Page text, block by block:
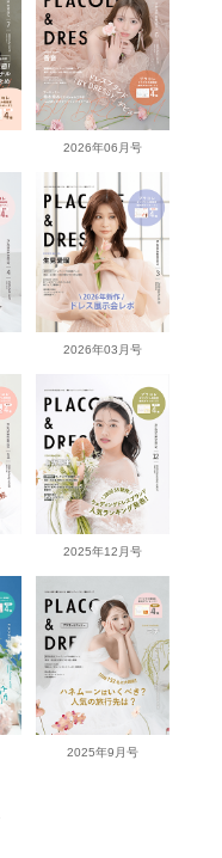
2026年06月号
2026年03月号
2025年12月号
2025年9月号